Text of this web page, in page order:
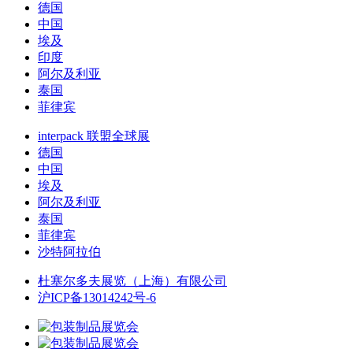
德国
中国
埃及
印度
阿尔及利亚
泰国
菲律宾
interpack 联盟全球展
德国
中国
埃及
阿尔及利亚
泰国
菲律宾
沙特阿拉伯
杜塞尔多夫展览（上海）有限公司
沪ICP备13014242号-6